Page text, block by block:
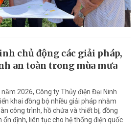
chủ động các giải pháp,
an toàn trong mùa mưa
2026, Công ty Thủy điện Đại Ninh
khai đồng bộ nhiều giải pháp nhằm
công trình, hồ chứa và thiết bị, đồng
ổn định, liên tục cho hệ thống điện quốc